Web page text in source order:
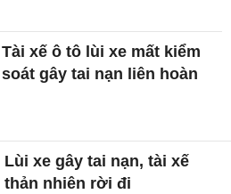
Tài xế ô tô lùi xe mất kiểm
soát gây tai nạn liên hoàn
Lùi xe gây tai nạn, tài xế
thản nhiên rời đi